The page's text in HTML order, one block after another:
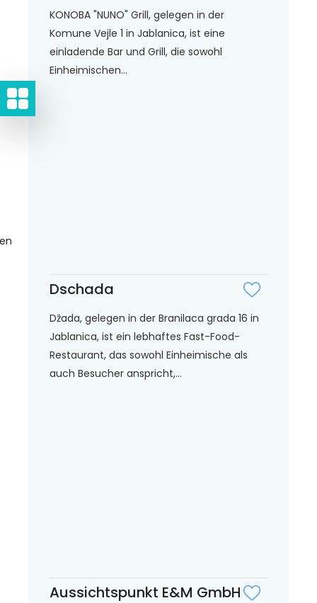
KONOBA "NUNO" Grill, gelegen in der
Komune Vejle 1 in Jablanica, ist eine
einladende Bar und Grill, die sowohl
Einheimischen...
Dschada
Džada, gelegen in der Branilaca grada 16 in
Jablanica, ist ein lebhaftes Fast-Food-
Restaurant, das sowohl Einheimische als
auch Besucher anspricht,...
Aussichtspunkt E&M GmbH